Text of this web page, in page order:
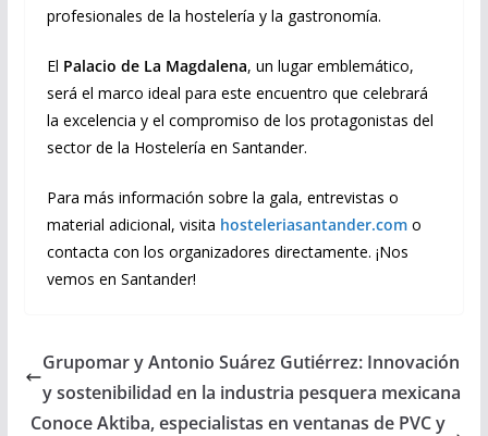
profesionales de la hostelería y la gastronomía.
El Palacio de La Magdalena, un lugar emblemático,
será el marco ideal para este encuentro que celebrará
la excelencia y el compromiso de los protagonistas del
sector de la Hostelería en Santander.
Para más información sobre la gala, entrevistas o
material adicional, visita hosteleriasantander.como
contacta con los organizadores directamente. ¡Nos
vemos en Santander!
Grupomar y Antonio Suárez Gutiérrez: Innovación
y sostenibilidad en la industria pesquera mexicana
Conoce Aktiba, especialistas en ventanas de PVC y